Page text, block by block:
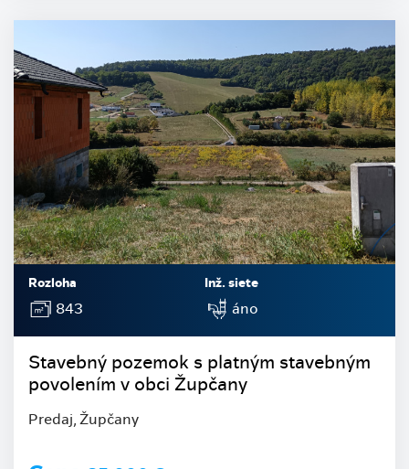
Rozloha
843
Inž. siete
áno
Stavebný pozemok s platným stavebným
povolením v obci Župčany
Predaj, Župčany